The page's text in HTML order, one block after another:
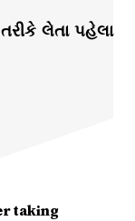
લેતા પહેલા
taking